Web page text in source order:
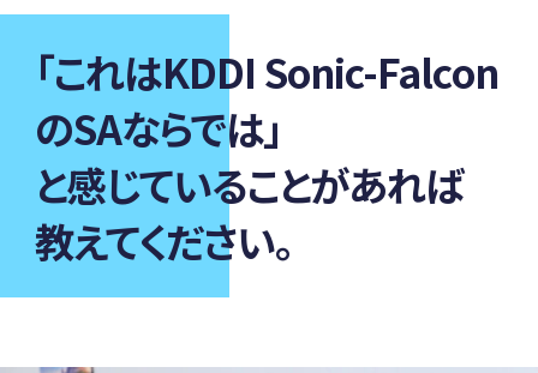
「これはKDDI Sonic-Falcon
のSAならでは」
と感じていることがあれば
教えてください。